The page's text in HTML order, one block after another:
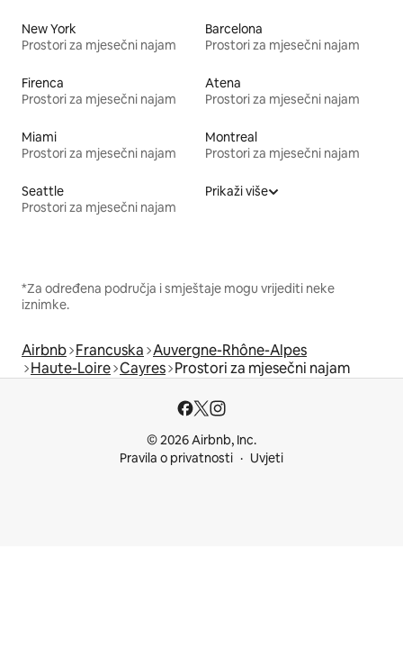
New York
Prostori za mjesečni najam
Barcelona
Prostori za mjesečni najam
Firenca
Prostori za mjesečni najam
Atena
Prostori za mjesečni najam
Miami
Prostori za mjesečni najam
Montreal
Prostori za mjesečni najam
Seattle
Prostori za mjesečni najam
Prikaži više
*Za određena područja i smještaje mogu vrijediti neke
iznimke.
Airbnb Francuska Auvergne-Rhône-Alpes
Haute-Loire Cayres Prostori za mjesečni najam
© 2026 Airbnb, Inc.
Pravila o privatnosti
Uvjeti